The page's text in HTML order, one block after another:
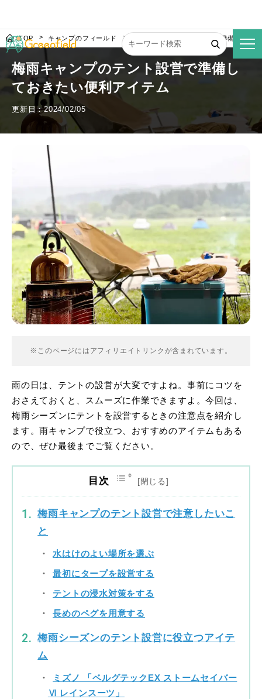
TOP キャンプのフィールド 梅雨キャンプのテント設営で準備してお
梅雨キャンプのテント設営で準備し
ておきたい便利アイテム
更新日：2024/02/05
※このページにはアフィリエイトリンクが含まれています。
雨の日は、テントの設営が大変ですよね。事前にコツを
おさえておくと、スムーズに作業できますよ。今回は、
梅雨シーズンにテントを設営するときの注意点を紹介し
ます。雨キャンプで役立つ、おすすめのアイテムもある
ので、ぜひ最後までご覧ください。
目次
梅雨キャンプのテント設営で注意したいこ
と
水はけのよい場所を選ぶ
最初にタープを設営する
テントの浸水対策をする
長めのペグを用意する
梅雨シーズンのテント設営に役立つアイテ
ム
ミズノ 「ベルグテックEX ストームセイバー
Ⅵ レインスーツ」